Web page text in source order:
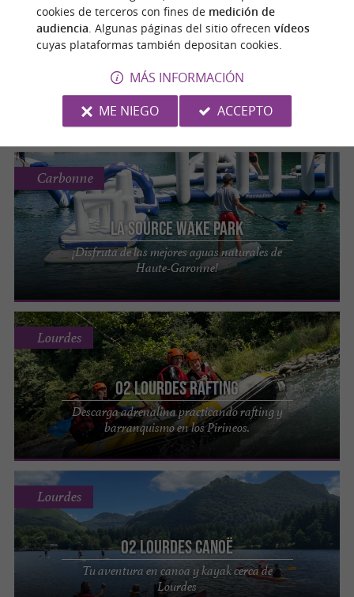
Rafting y canoa en los pies de los Pirineos y
el Castillo de Foix.
Foix
La Source Wake Park
¡Disfruta de las mejores aguas naturales de
Haute-Garonne!
Carbonne
O2 Lourdes Rafting
Descarga adrenalina practicando rafting y
barranquismo en los Pirineos.
Lourdes
O2 Lourdes Canoë
Tu aventura en canoa y kayak cerca de
Lourdes
Lourdes
cookies de terceros con fines de medición de
audiencia . Algunas páginas del sitio ofrecen vídeos
cuyas plataformas también depositan cookies.
MÁS INFORMACIÓN
ME NIEGO
ACCEPTO